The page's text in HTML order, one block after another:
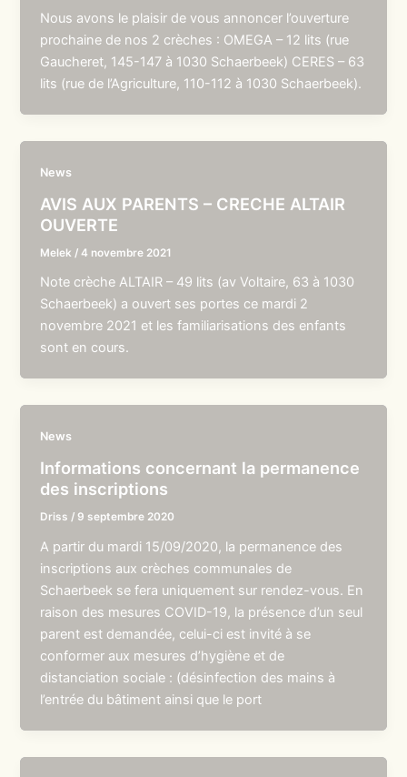
Nous avons le plaisir de vous annoncer l’ouverture
prochaine de nos 2 crèches : OMEGA – 12 lits (rue
Gaucheret, 145-147 à 1030 Schaerbeek) CERES – 63
lits (rue de l’Agriculture, 110-112 à 1030 Schaerbeek).
News
AVIS AUX PARENTS – CRECHE ALTAIR
OUVERTE
Melek /4 novembre 2021
Note crèche ALTAIR – 49 lits (av Voltaire, 63 à 1030
Schaerbeek) a ouvert ses portes ce mardi 2
novembre 2021 et les familiarisations des enfants
sont en cours.
News
Informations concernant la permanence
des inscriptions
Driss / 9 septembre 2020
A partir du mardi 15/09/2020, la permanence des
inscriptions aux crèches communales de
Schaerbeek se fera uniquement sur rendez-vous. En
raison des mesures COVID-19, la présence d’un seul
parent est demandée, celui-ci est invité à se
conformer aux mesures d’hygiène et de
distanciation sociale : (désinfection des mains à
l’entrée du bâtiment ainsi que le port